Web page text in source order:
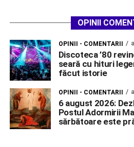
OPINII
OPINII - COMENTARII
Discoteca ’80
seară cu hituri
făcut istorie
OPINII - COMENTARII
6 august 2026:
Postul Adormirii
sărbătoare este